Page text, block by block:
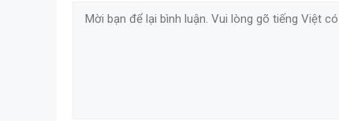
Comment